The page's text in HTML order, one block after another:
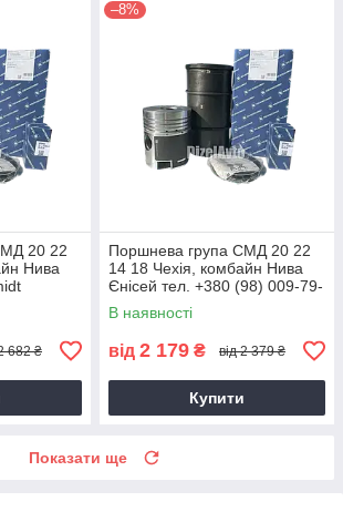
20 22
Нива
682 ₴
–8%
Поршнева група СМД 20 22
14 18 Чехія, комбайн Нива
Єнісей тел. +380 (98) 009-79-
18
В наявності
від 2 179 ₴ від 2 379 ₴
Купити
Показати ще